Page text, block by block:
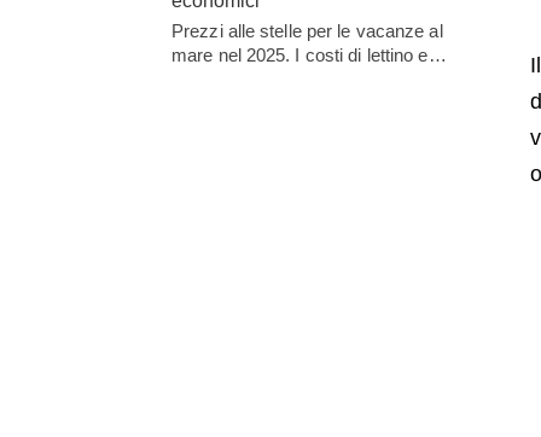
Prezzi alle stelle per le vacanze al
mare nel 2025. I costi di lettino e…